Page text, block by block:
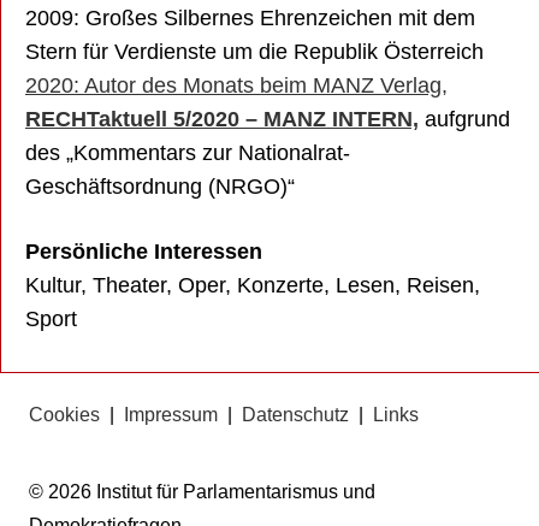
2009: Großes Silbernes Ehrenzeichen mit dem
Stern für Verdienste um die Republik Österreich
2020: Autor des Monats beim MANZ Verlag,
RECHTaktuell 5/2020 – MANZ INTERN, aufgrund
des „Kommentars zur Nationalrat-
Geschäftsordnung (NRGO)“
Persönliche Interessen
Kultur, Theater, Oper, Konzerte, Lesen, Reisen,
Sport
Cookies Impressum Datenschutz Links
© 2026 Institut für Parlamentarismus und